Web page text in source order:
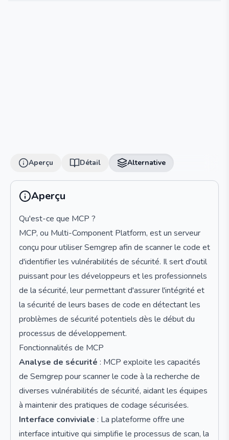
Aperçu Détail Alternative
Aperçu
Qu'est-ce que MCP ?
MCP, ou Multi-Component Platform, est un serveur
conçu pour utiliser Semgrep afin de scanner le code et
d'identifier les vulnérabilités de sécurité. Il sert d'outil
puissant pour les développeurs et les professionnels
de la sécurité, leur permettant d'assurer l'intégrité et
la sécurité de leurs bases de code en détectant les
problèmes de sécurité potentiels dès le début du
processus de développement.
Fonctionnalités de MCP
Analyse de sécurité : MCP exploite les capacités
de Semgrep pour scanner le code à la recherche de
diverses vulnérabilités de sécurité, aidant les équipes
à maintenir des pratiques de codage sécurisées.
Interface conviviale : La plateforme offre une
interface intuitive qui simplifie le processus de scan, la